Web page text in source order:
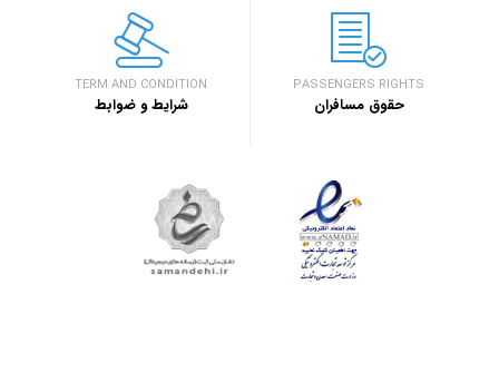
TERM AND CONDITION
شرایط و ضوابط
PASSENGERS RIGHTS
حقوق مسافران